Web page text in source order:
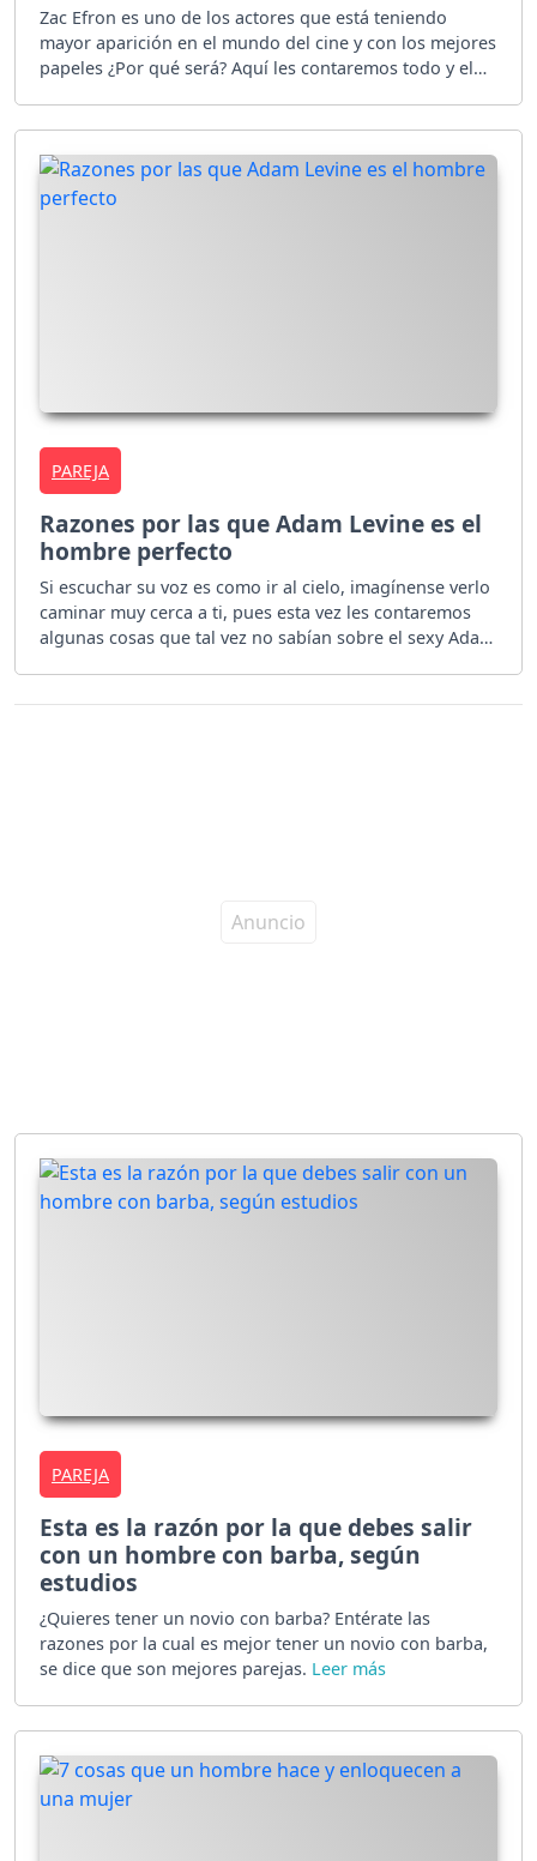
Zac Efron es uno de los actores que está teniendo
mayor aparición en el mundo del cine y con los mejores
papeles ¿Por qué será? Aquí les contaremos todo y el
PAREJA
Razones por las que Adam Levine es el
hombre perfecto
Si escuchar su voz es como ir al cielo, imagínense verlo
caminar muy cerca a ti, pues esta vez les contaremos
algunas cosas que tal vez no sabían sobre el sexy Adam
PAREJA
Esta es la razón por la que debes salir
con un hombre con barba, según
estudios
¿Quieres tener un novio con barba? Entérate las
razones por la cual es mejor tener un novio con barba,
se dice que son mejores parejas.